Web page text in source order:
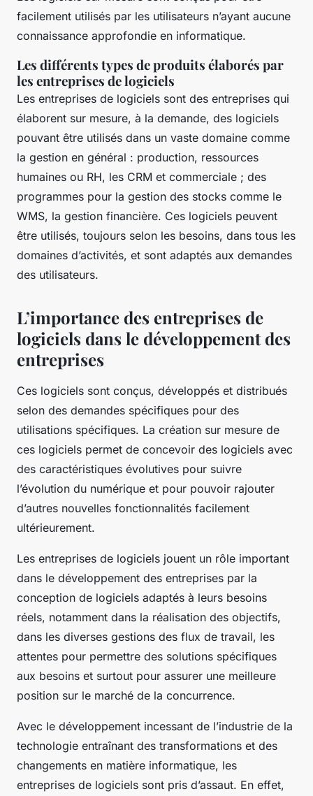
facilement utilisés par les utilisateurs n’ayant aucune
connaissance approfondie en informatique.
Les différents types de produits élaborés par
les entreprises de logiciels
Les entreprises de logiciels sont des entreprises qui
élaborent sur mesure, à la demande, des logiciels
pouvant être utilisés dans un vaste domaine comme
la gestion en général : production, ressources
humaines ou RH, les CRM et commerciale ; des
programmes pour la gestion des stocks comme le
WMS, la gestion financière. Ces logiciels peuvent
être utilisés, toujours selon les besoins, dans tous les
domaines d’activités, et sont adaptés aux demandes
des utilisateurs.
L’importance des entreprises de
logiciels dans le développement des
entreprises
Ces logiciels sont conçus, développés et distribués
selon des demandes spécifiques pour des
utilisations spécifiques. La création sur mesure de
ces logiciels permet de concevoir des logiciels avec
des caractéristiques évolutives pour suivre
l’évolution du numérique et pour pouvoir rajouter
d’autres nouvelles fonctionnalités facilement
ultérieurement.
Les entreprises de logiciels jouent un rôle important
dans le développement des entreprises par la
conception de logiciels adaptés à leurs besoins
réels, notamment dans la réalisation des objectifs,
dans les diverses gestions des flux de travail, les
attentes pour permettre des solutions spécifiques
aux besoins et surtout pour assurer une meilleure
position sur le marché de la concurrence.
Avec le développement incessant de l’industrie de la
technologie entraînant des transformations et des
changements en matière informatique, les
entreprises de logiciels sont pris d’assaut. En effet,